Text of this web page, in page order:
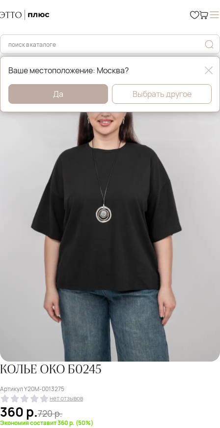
Главная Бижутерия
КОЛЬЕ ОКО Б0245
АртикулY20M-0013275
нет отзывов
360р.720р.
Экономия составит 360 р. (50%)
Ваше местоположение: Москва?
Да Выбрать другое